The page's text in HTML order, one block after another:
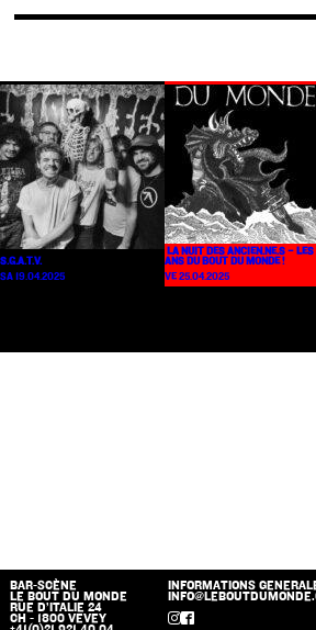
S.G.A.T.V.
SA 19.04.2025
LA NUIT DES ANCIEN.NE.S – LES
ANS DU BOUT DU MONDE !
VE 25.04.2025
BAR-SCÈNE
LE BOUT DU MONDE
RUE D’ITALIE 24
CH - 1800 VEVEY
INFORMATIONS